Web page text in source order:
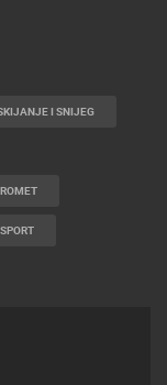
I SNIJEG
SPORT